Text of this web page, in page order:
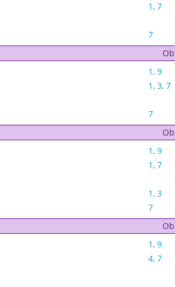
1, 7
7
1, 9
1, 3, 7
7
1, 9
1, 7
1, 3
7
1, 9
4, 7